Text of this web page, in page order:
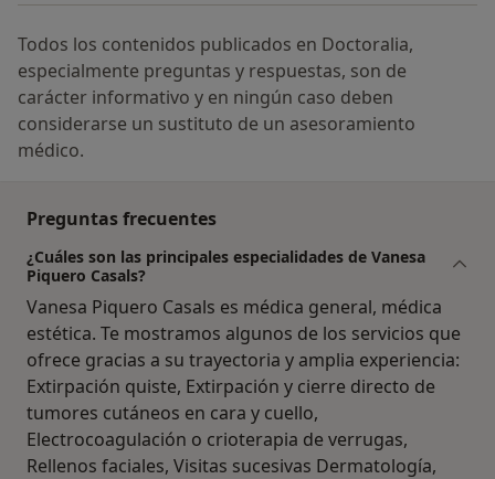
Todos los contenidos publicados en Doctoralia,
especialmente preguntas y respuestas, son de
carácter informativo y en ningún caso deben
considerarse un sustituto de un asesoramiento
médico.
Preguntas frecuentes
¿Cuáles son las principales especialidades de Vanesa
Piquero Casals?
Vanesa Piquero Casals es médica general, médica
estética. Te mostramos algunos de los servicios que
ofrece gracias a su trayectoria y amplia experiencia:
Extirpación quiste, Extirpación y cierre directo de
tumores cutáneos en cara y cuello,
Electrocoagulación o crioterapia de verrugas,
Rellenos faciales, Visitas sucesivas Dermatología,